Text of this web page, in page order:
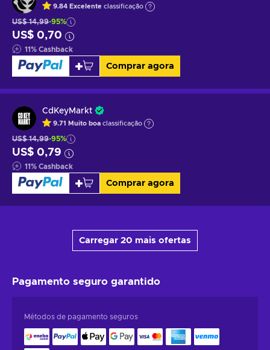
9.84 Excelente classificação
US$ 14,99-95%
US$ 0,70
11% Cashback
Comprar agora
CdKeyMarkt
9.71 Muito boa classificação
US$ 14,99-95%
US$ 0,79
11% Cashback
Comprar agora
Carregar 20 mais ofertas
Pagamento seguro garantido
Métodos de pagamento seguros